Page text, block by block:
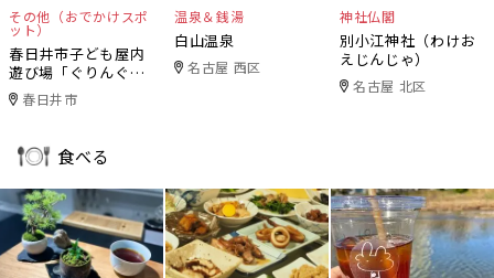
その他（おでかけスポ
ット）
春日井市子ども屋内
遊び場「ぐりんぐり
ん」春日井市
温泉＆銭湯
白山温泉
名古屋 西区
神社仏閣
別小江神社（わけお
えじんじゃ）
名古屋 北区
食べる